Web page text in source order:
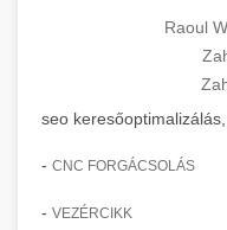
Raoul
seo
- CNC FORGÁCSOLÁS
- VEZÉRCIKK